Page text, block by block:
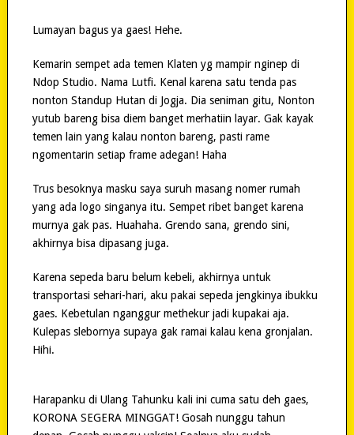
Lumayan bagus ya gaes! Hehe.
Kemarin sempet ada temen Klaten yg mampir nginep di
Ndop Studio. Nama Lutfi. Kenal karena satu tenda pas
nonton Standup Hutan di Jogja. Dia seniman gitu, Nonton
yutub bareng bisa diem banget merhatiin layar. Gak kayak
temen lain yang kalau nonton bareng, pasti rame
ngomentarin setiap frame adegan! Haha
Trus besoknya masku saya suruh masang nomer rumah
yang ada logo singanya itu. Sempet ribet banget karena
murnya gak pas. Huahaha. Grendo sana, grendo sini,
akhirnya bisa dipasang juga.
Karena sepeda baru belum kebeli, akhirnya untuk
transportasi sehari-hari, aku pakai sepeda jengkinya ibukku
gaes. Kebetulan nganggur methekur jadi kupakai aja.
Kulepas slebornya supaya gak ramai kalau kena gronjalan.
Hihi.
Harapanku di Ulang Tahunku kali ini cuma satu deh gaes,
KORONA SEGERA MINGGAT! Gosah nunggu tahun